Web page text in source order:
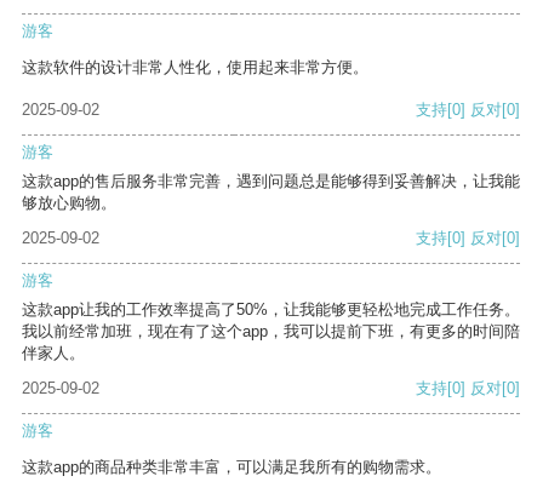
游客
这款软件的设计非常人性化，使用起来非常方便。
2025-09-02 支持[0] 反对[0]
游客
这款app的售后服务非常完善，遇到问题总是能够得到妥善解决，让我能
够放心购物。
2025-09-02
支持[0] 反对[0]
游客
这款app让我的工作效率提高了50%，让我能够更轻松地完成工作任务。
我以前经常加班，现在有了这个app，我可以提前下班，有更多的时间陪
伴家人。
2025-09-02
支持[0] 反对[0]
游客
这款app的商品种类非常丰富，可以满足我所有的购物需求。